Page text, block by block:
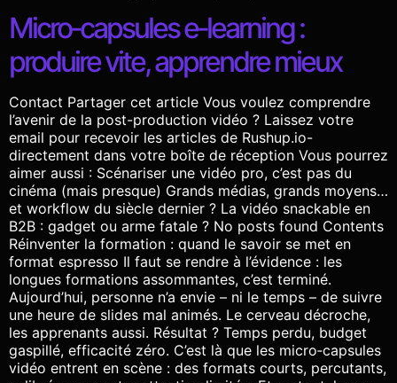
Micro‑capsules e‑learning :
produire vite, apprendre mieux
Contact Partager cet article Vous voulez comprendre
l’avenir de la post-production vidéo ? Laissez votre
email pour recevoir les articles de Rushup.io-
directement dans votre boîte de réception Vous pourrez
aimer aussi : Scénariser une vidéo pro, c’est pas du
cinéma (mais presque) Grands médias, grands moyens…
et workflow du siècle dernier ? La vidéo snackable en
B2B : gadget ou arme fatale ? No posts found Contents
Réinventer la formation : quand le savoir se met en
format espresso Il faut se rendre à l’évidence : les
longues formations assommantes, c’est terminé.
Aujourd’hui, personne n’a envie – ni le temps – de suivre
une heure de slides mal animés. Le cerveau décroche,
les apprenants aussi. Résultat ? Temps perdu, budget
gaspillé, efficacité zéro. C’est là que les micro‑capsules
vidéo entrent en scène : des formats courts, percutants,